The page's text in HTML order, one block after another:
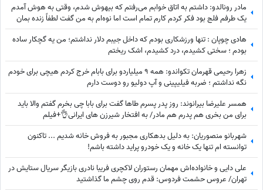
مادر رونالدو: داشتم به اتاق خوابم می‌رفتم که بیهوش شدم، وقتی به هوش آمدم
یک طرفم فلج بود فکر کردم کارم تمام است اما نوه‌ام به من گفت لطفاً زنده بمان
و...
هادی چوپان : تنها ورزشکاری بودم که داخل جیبم دلار نداشتم؛ من یه گچکار ساده
بودم ؛ سختی کشیدم، درد کشیدم، اشک ریختم
زهرا رحیمی قهرمان تکواندو: همه 9 میلیاردو برای بابام خرج کردم هیچی برای خودم
نگه نداشتم ؛ ضربه فیلیپینی و آپ دولیو رو دوست دارم
همسر علیرضا بیرانوند: روز پدر پسرم طاها گفت برای بابا چی بخرم گفتم والا باید
برای من بخری هم پدرم هم مادر/ به افتخار شیرزن های ایرانی👌+فیلم
شهربانو منصوریان: به دلیل بدهکاری مجبور به فروش خانه شدیم ... تاکنون
توانسته ام تنها یک خانه و یک خودرو پراید داشته باشم!
علی دایی و خانواده‌اش مهمان رستوران لاکچری فریبا نادری بازیگر سریال ستایش در
تهران/ عروس حشمت فردوس: قدم روی چشم ما گذاشتید